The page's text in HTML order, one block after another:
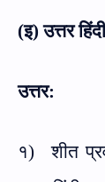
(इ) उत्तर
उत्तर:
१)
शीत